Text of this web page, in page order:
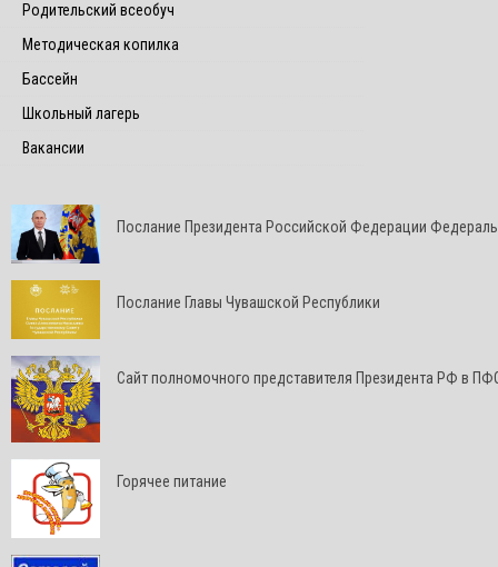
Родительский всеобуч
Методическая копилка
Бассейн
Школьный лагерь
Вакансии
Послание Президента Российской Федерации
Послание Главы Чувашской Республики
Cайт полномочного представителя Президента РФ в
Горячее питание